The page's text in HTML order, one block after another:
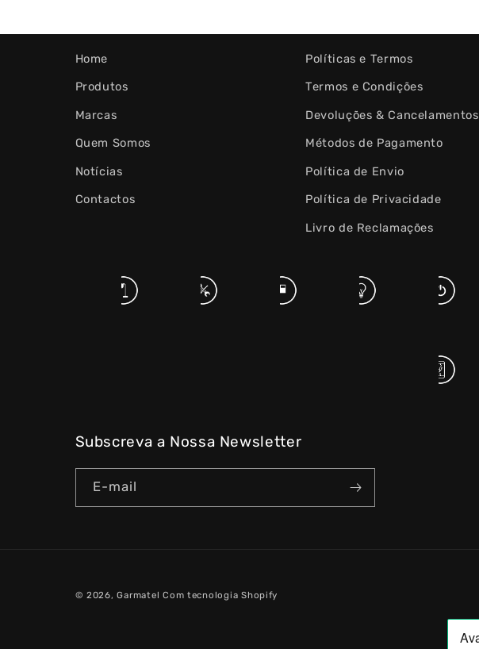
Home
Produtos
Marcas
Quem Somos
Notícias
Contactos
Políticas e Termos
Termos e Condições
Devoluções & Cancelamentos
Métodos de Pagamento
Política de Envio
Política de Privacidade
Livro de Reclamações
Subscreva a Nossa Newsletter
E-mail
© 2026,Garmatel Com tecnologia Shopify